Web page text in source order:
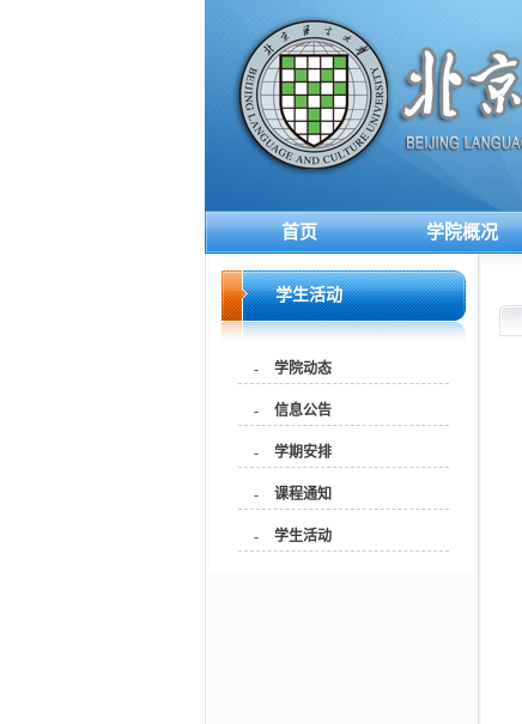
首页 学院概况
学生活动
- 学院动态
- 信息公告
- 学期安排
- 课程通知
- 学生活动